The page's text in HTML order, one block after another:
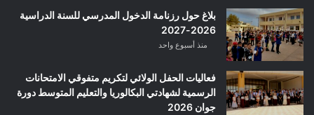
بلاغ حول رزنامة الدخول المدرسي للسنة الدراسية
2026-2027
منذ أسبوع واحد
فعاليات الحفل الولائي لتكريم متفوقي الامتحانات
الرسمية لشهادتي البكالوريا والتعليم المتوسط دورة
جوان 2026